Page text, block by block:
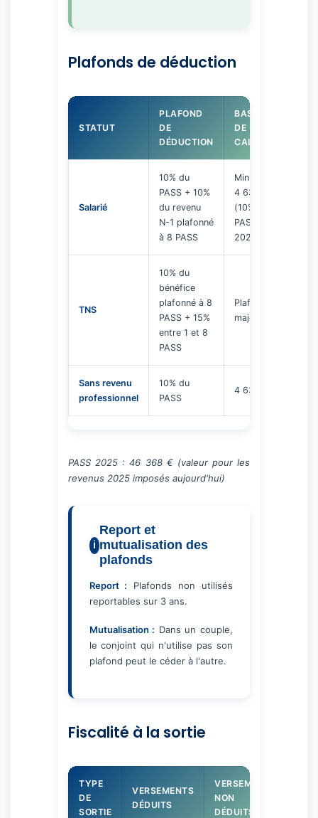
Plafonds de déduction
STATUT
PLAFOND
DE
DÉDUCTION
BASE
DE
CALCUL
Salarié
10% du
PASS + 10%
du revenu
N-1 plafonné
à 8 PASS
Minimum
4 637 €
(10% du
PASS
2025)
TNS
10% du
bénéfice
plafonné à 8
PASS + 15%
entre 1 et 8
PASS
Plafond
majoré
Sans revenu
professionnel
10% du
PASS
4 637 €
PASS 2025 : 46 368 € (valeur pour les
revenus 2025 imposés aujourd'hui)
Report et
mutualisation des
plafonds
Report : Plafonds non utilisés
reportables sur 3 ans.
Mutualisation : Dans un couple,
le conjoint qui n'utilise pas son
plafond peut le céder à l'autre.
Fiscalité à la sortie
TYPE
DE
SORTIE
VERSEMENTS
DÉDUITS
VERSEMENTS
NON
DÉDUITS